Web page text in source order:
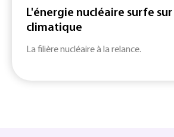
L'énergie nucléaire surfe
climatique
La filière nucléaire à la relance.